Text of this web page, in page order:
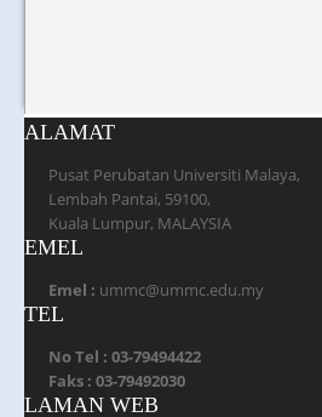
ALAMAT
Pusat Perubatan Universiti Malaya,
Lembah Pantai, 59100,
Kuala Lumpur, MALAYSIA
EMEL
Emel : ummc@ummc.edu.my
TEL
No Tel : 03-79494422
Faks : 03-79492030
LAMAN WEB